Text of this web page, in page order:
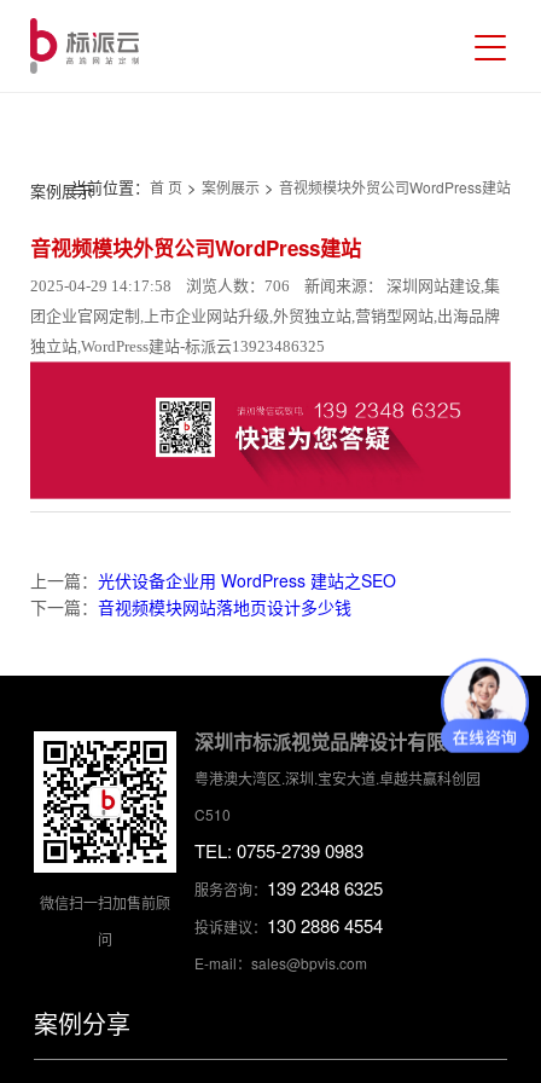
案例展示当前位置： 首 页 > 案例展示 > 音视频模块外贸公司WordPress建站
音视频模块外贸公司WordPress建站
2025-04-29 14:17:58 浏览人数：706 新闻来源： 深圳网站建设,集
团企业官网定制,上市企业网站升级,外贸独立站,营销型网站,出海品牌
独立站,WordPress建站-标派云13923486325
上一篇： 光伏设备企业用 WordPress 建站之SEO
下一篇： 音视频模块网站落地页设计多少钱
微信扫一扫加售前顾
问
深圳市标派视觉品牌设计有限公司
粤港澳大湾区.深圳.宝安大道.卓越共赢科创园
C510
TEL: 0755-2739 0983
服务咨询： 139 2348 6325
投诉建议： 130 2886 4554
E-mail：sales@bpvis.com
案例分享